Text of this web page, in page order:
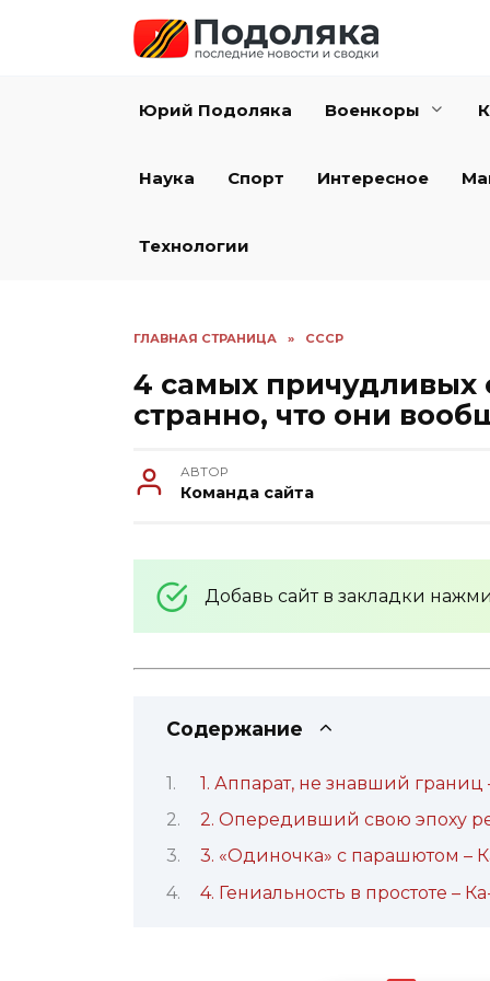
Юрий Подоляка Военкоры
Наука Спорт Интересное
Технологии
ГЛАВНАЯ СТРАНИЦА » СССР
4 самых причудливых
странно, что они
АВТОР
Команда сайта
Добавь сайт в закладки
Содержание
1. Аппарат, не знавший границ
2. Опередивший свою эпоху
3. «Одиночка» с парашютом –
4. Гениальность в простоте –